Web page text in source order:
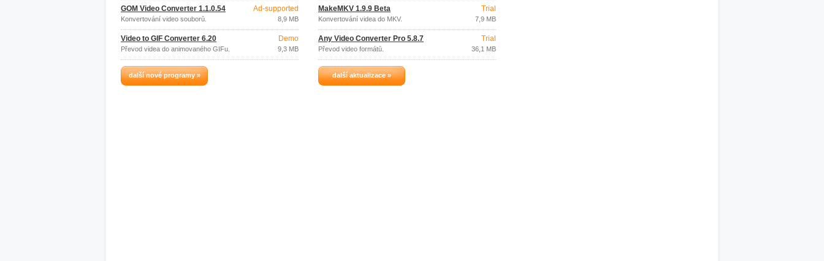
GOM Video Converter 1.1.0.54
Konvertování video souborů.
Ad-supported
8,9 MB
Video to GIF Converter 6.20
Převod videa do animovaného GIFu.
Demo
9,3 MB
další nové programy »
MakeMKV 1.9.9 Beta
Konvertování videa do MKV.
Trial
7,9 MB
Any Video Converter Pro 5.8.7
Převod video formátů.
Trial
36,1 MB
další aktualizace »